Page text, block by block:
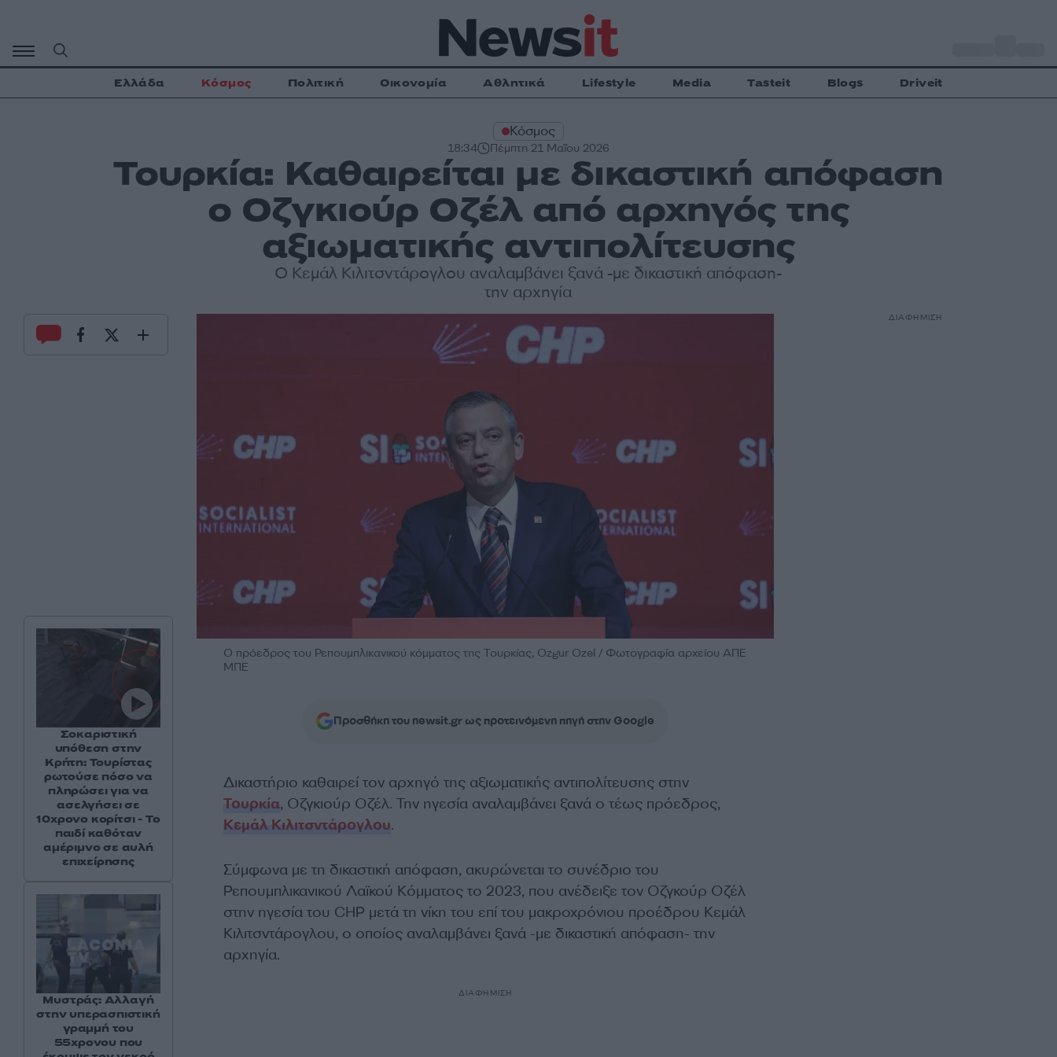
περιεχόμενο
Ελλάδα Κόσμος Πολιτική Οικονομία Αθλητικά Lifestyle Media Tasteit Blogs Driveit
Κόσμος
18:34 Πέμπτη 21 Μαΐου 2026
Τουρκία: Καθαιρείται με δικαστική απόφαση
ο Οζγκιούρ Οζέλ από αρχηγός της
αξιωματικής αντιπολίτευσης
Ο Κεμάλ Κιλιτσντάρογλου αναλαμβάνει ξανά -με δικαστική απόφαση-
την αρχηγία
Ο πρόεδρος του Ρεπουμπλικανικού κόμματος της Τουρκίας, Ozgur Ozel / Φωτογραφία αρχείου ΑΠΕ
ΜΠΕ
Προσθήκη του newsit.gr ως προτεινόμενη πηγή στην Google
Δικαστήριο καθαιρεί τον αρχηγό της αξιωματικής αντιπολίτευσης στην
Τουρκία, Οζγκιούρ Οζέλ. Την ηγεσία αναλαμβάνει ξανά ο τέως πρόεδρος,
Κεμάλ Κιλιτσντάρογλου.
Σύμφωνα με τη δικαστική απόφαση, ακυρώνεται το συνέδριο του
Ρεπουμπλικανικού Λαϊκού Κόμματος το 2023, που ανέδειξε τον Οζγκούρ Οζέλ
στην ηγεσία του CHP μετά τη νίκη του επί του μακροχρόνιου προέδρου Κεμάλ
Κιλιτσντάρογλου, ο οποίος αναλαμβάνει ξανά -με δικαστική απόφαση- την
αρχηγία.
ΔΙΑΦΗΜΙΣΗ
Σοκαριστική
υπόθεση στην
Κρήτη: Τουρίστας
ρωτούσε πόσο να
πληρώσει για να
ασελγήσει σε
10χρονο κορίτσι - Το
παιδί καθόταν
αμέριμνο σε αυλή
επιχείρησης
Μυστράς: Αλλαγή
στην υπερασπιστική
γραμμή του
55χρονου που
ΔΙΑΦΗΜΙΣΗ